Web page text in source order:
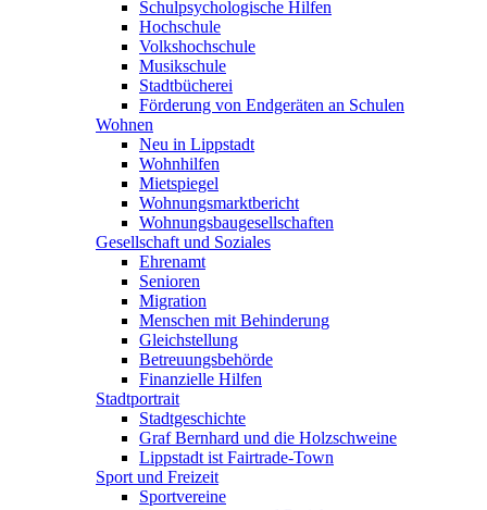
Schulpsychologische Hilfen
Hochschule
Volkshochschule
Musikschule
Stadtbücherei
Förderung von Endgeräten an Schulen
Wohnen
Neu in Lippstadt
Wohnhilfen
Mietspiegel
Wohnungsmarktbericht
Wohnungsbaugesellschaften
Gesellschaft und Soziales
Ehrenamt
Senioren
Migration
Menschen mit Behinderung
Gleichstellung
Betreuungsbehörde
Finanzielle Hilfen
Stadtportrait
Stadtgeschichte
Graf Bernhard und die Holzschweine
Lippstadt ist Fairtrade-Town
Sport und Freizeit
Sportvereine